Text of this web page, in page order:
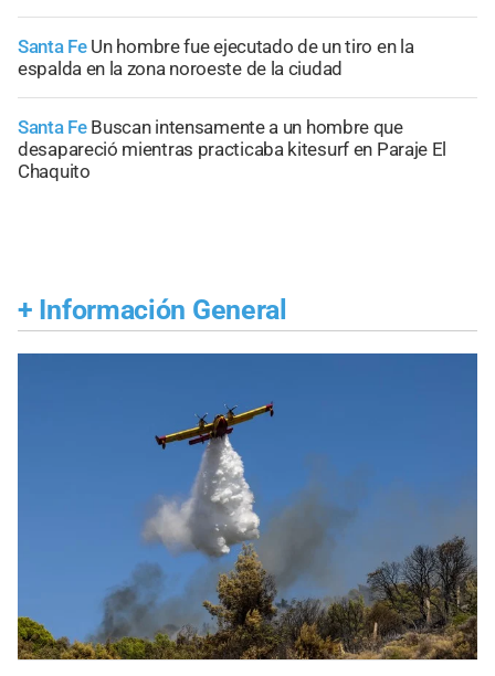
Santa Fe Un hombre fue ejecutado de un tiro en la
espalda en la zona noroeste de la ciudad
Santa Fe Buscan intensamente a un hombre que
desapareció mientras practicaba kitesurf en Paraje El
Chaquito
+ Información General